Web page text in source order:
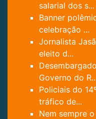
salarial dos s...
Banner
celebração ...
Jornalista
eleito d...
Governo do
Policiais do
tráfico de...
Nem sempre